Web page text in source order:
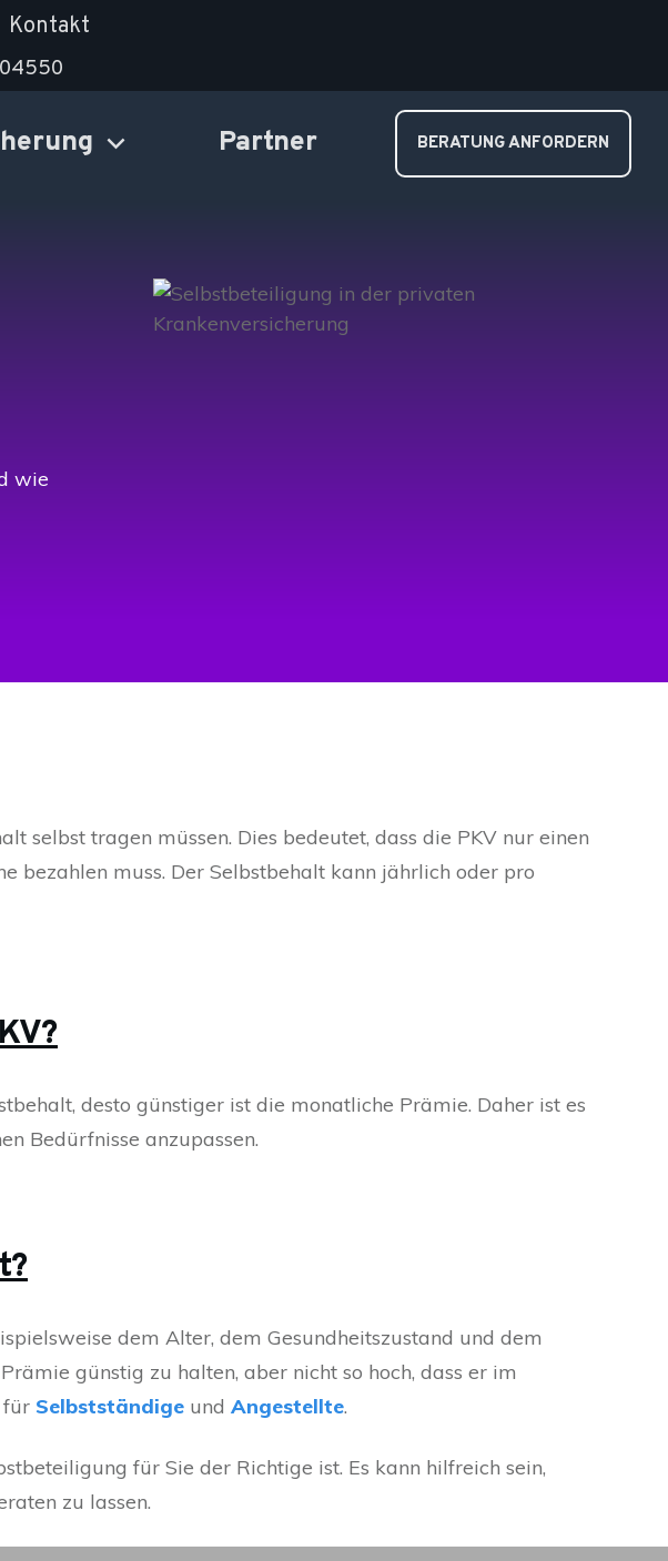
Kontakt
Partner BERATUNG ANFORDERN
wie
selbst tragen müssen. Dies bedeutet, dass die PKV nur einen
bezahlen muss. Der Selbstbehalt kann jährlich oder pro
desto günstiger ist die monatliche Prämie. Daher ist es
Bedürfnisse anzupassen.
dem Alter, dem Gesundheitszustand und dem
günstig zu halten, aber nicht so hoch, dass er im
für Selbstständige und Angestellte.
für Sie der Richtige ist. Es kann hilfreich sein,
zu lassen.